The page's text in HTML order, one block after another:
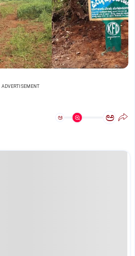
ADVERTISEMENT
ಅ ಅ